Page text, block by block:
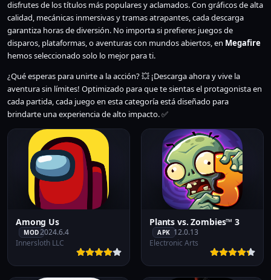
disfrutes de los títulos más populares y aclamados. Con gráficos de alta
calidad, mecánicas inmersivas y tramas atrapantes, cada descarga
garantiza horas de diversión. No importa si prefieres juegos de
disparos, plataformas, o aventuras con mundos abiertos, en Megafire
hemos seleccionado solo lo mejor para ti.
¿Qué esperas para unirte a la acción? 💥 ¡Descarga ahora y vive la
aventura sin límites! Optimizado para que te sientas el protagonista en
cada partida, cada juego en esta categoría está diseñado para
brindarte una experiencia de alto impacto. ✅
Among Us
MOD2024.6.4
Innersloth LLC
Plants vs. Zombies™ 3
APK 12.0.13
Electronic Arts